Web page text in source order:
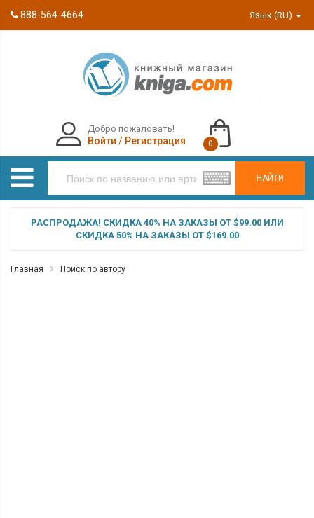
888-564-4664 Язык (RU)
НАЙТИ
Добро пожаловать!
Войти / Регистрация 0
РАСПРОДАЖА! СКИДКА 40% НА ЗАКАЗЫ ОТ $99.00 ИЛИ
СКИДКА 50% НА ЗАКАЗЫ ОТ $169.00
Главная Поиск по автору